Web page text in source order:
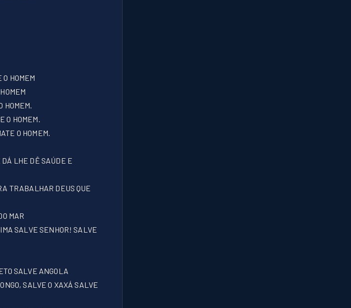
HOMEM
HOMEM.
O HOMEM.
O HOMEM.
DÁ LHE DÊ SAÚDE E
TRABALHAR DEUS QUE
MAR
SALVE SENHOR! SALVE
SALVE ANGOLA
SALVE O XAXÁ SALVE